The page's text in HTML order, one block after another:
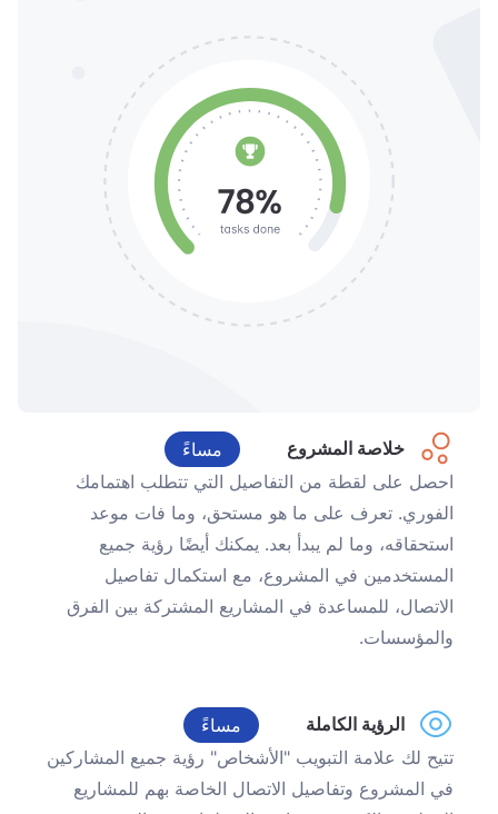
خلاصة المشروع
مساءً
احصل على لقطة من التفاصيل التي تتطلب اهتمامك
الفوري. تعرف على ما هو مستحق، وما فات موعد
استحقاقه، وما لم يبدأ بعد. يمكنك أيضًا رؤية جميع
المستخدمين في المشروع، مع استكمال تفاصيل
الاتصال، للمساعدة في المشاريع المشتركة بين الفرق
والمؤسسات.
الرؤية الكاملة
مساءً
تتيح لك علامة التبويب "الأشخاص" رؤية جميع المشاركين
في المشروع وتفاصيل الاتصال الخاصة بهم للمشاريع